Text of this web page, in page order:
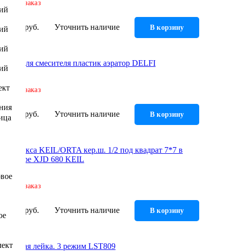
Под заказ
153 руб. Уточнить наличие В корзину
Гусак для смесителя пластик аэратор DELFI
Под заказ
162 руб. Уточнить наличие В корзину
Кранбукса KEIL/ORTA кер.ш. 1/2 под квадрат 7*7 в
блистере XJD 680 KEIL
Под заказ
165 руб. Уточнить наличие В корзину
Душевая лейка. 3 режим LST809